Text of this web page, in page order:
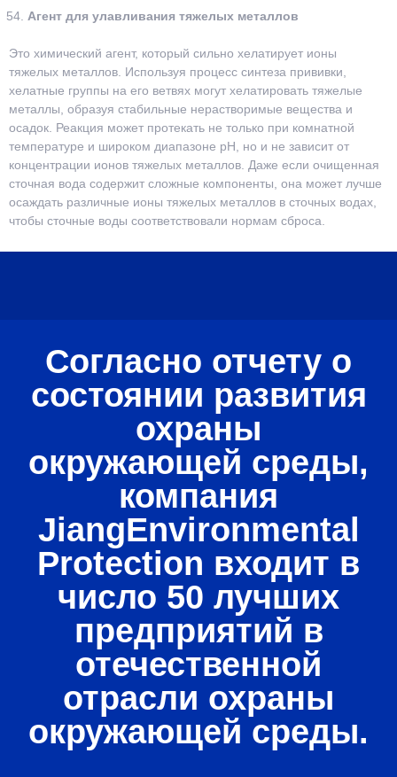
Агент для улавливания тяжелых металлов
Это химический агент, который сильно хелатирует ионы
тяжелых металлов. Используя процесс синтеза прививки,
хелатные группы на его ветвях могут хелатировать тяжелые
металлы, образуя стабильные нерастворимые вещества и
осадок. Реакция может протекать не только при комнатной
температуре и широком диапазоне pH, но и не зависит от
концентрации ионов тяжелых металлов. Даже если очищенная
сточная вода содержит сложные компоненты, она может лучше
осаждать различные ионы тяжелых металлов в сточных водах,
чтобы сточные воды соответствовали нормам сброса.
Согласно отчету о
состоянии развития
охраны
окружающей среды,
компания
JiangEnvironmental
Protection входит в
число 50 лучших
предприятий в
отечественной
отрасли охраны
окружающей среды.